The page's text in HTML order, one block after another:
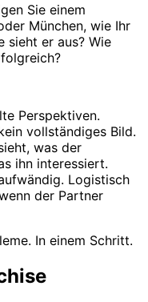
Sie einem
München, wie Ihr
sieht er aus? Wie
Perspektiven.
vollständiges Bild.
was der
ihn interessiert.
Logistisch
der Partner
In einem Schritt.